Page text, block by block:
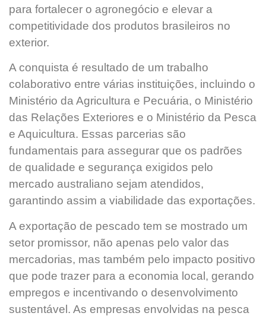
para fortalecer o agronegócio e elevar a
competitividade dos produtos brasileiros no
exterior.
A conquista é resultado de um trabalho
colaborativo entre várias instituições, incluindo o
Ministério da Agricultura e Pecuária, o Ministério
das Relações Exteriores e o Ministério da Pesca
e Aquicultura. Essas parcerias são
fundamentais para assegurar que os padrões
de qualidade e segurança exigidos pelo
mercado australiano sejam atendidos,
garantindo assim a viabilidade das exportações.
A exportação de pescado tem se mostrado um
setor promissor, não apenas pelo valor das
mercadorias, mas também pelo impacto positivo
que pode trazer para a economia local, gerando
empregos e incentivando o desenvolvimento
sustentável. As empresas envolvidas na pesca